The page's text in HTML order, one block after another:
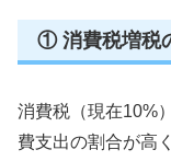
① 消費税増税
消費税（現在10%
費支出の割合が高